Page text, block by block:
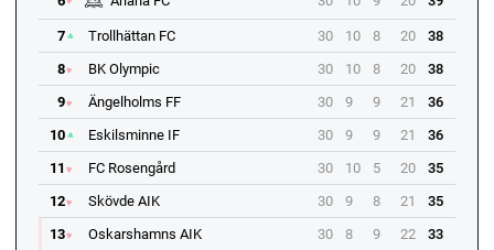
7 Trollhättan FC 30 10 8 20
38
8
BK Olympic 30 10 8 20
38
9
Ängelholms FF 30 9 9 21
36
10
Eskilsminne IF 30 9 9 21
36
11
FC Rosengård 30 10 5 20
35
12
Skövde AIK 30 9 8 21
35
13
Oskarshamns AIK 30 8 9 22
33